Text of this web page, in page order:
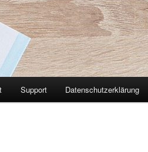
Support Datenschutzerklärung